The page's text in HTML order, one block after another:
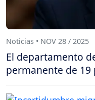
Noticias • NOV 28 / 2025
El departamento
permanente de 19